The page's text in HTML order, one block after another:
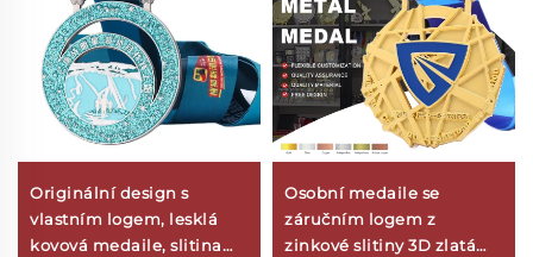
Originální design s
vlastním logem, lesklá
kovová medaile, slitina
Osobní medaile se
záručním logem z
zinkové slitiny 3D zlatá